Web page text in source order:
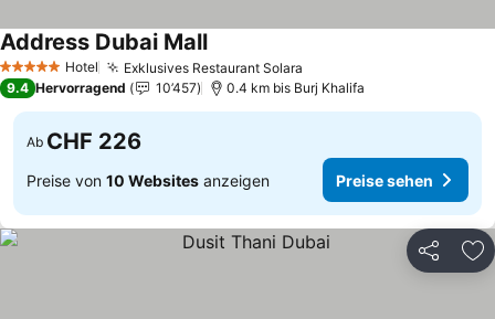
5 Sterne Hotel Exklusives Restaurant Solara
Address Dubai Mall
9.4 Hervorragend 10’457 0.4 km bis Burj Khalifa
Ab CHF 226
Preise von 10 Websites anzeigen Preise sehen
Teilen